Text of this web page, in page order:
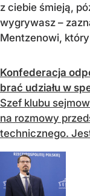
z ciebie śmieją,
wygrywasz –
Mentzenowi, który
Konfederacja
brać udziału w
Szef klubu
na rozmowy
technicznego.